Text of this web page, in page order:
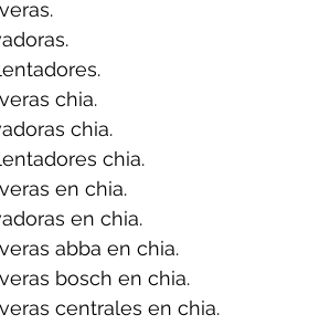
chia.
chia.
chia.
en chia.
en chia.
abba en chia.
bosch en chia.
centrales en chia.